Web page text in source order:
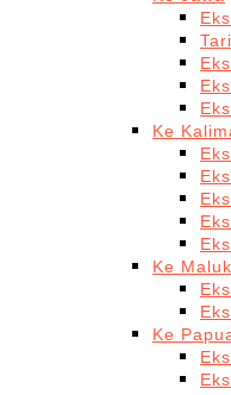
Ke
Ke
Ke